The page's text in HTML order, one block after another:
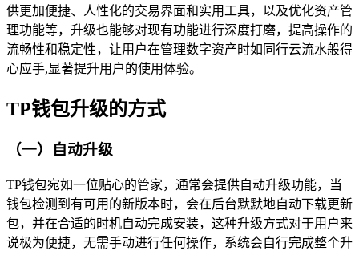
供更加便捷、人性化的交易界面和实用工具，以及优化资产管
理功能等，升级也能够对现有功能进行深度打磨，提高操作的
流畅性和稳定性，让用户在管理数字资产时如同行云流水般得
心应手,显著提升用户的使用体验。
TP钱包升级的方式
（一）自动升级
TP钱包宛如一位贴心的管家，通常会提供自动升级功能，当
钱包检测到有可用的新版本时，会在后台默默地自动下载更新
包，并在合适的时机自动完成安装，这种升级方式对于用户来
说极为便捷，无需手动进行任何操作，系统会自行完成整个升